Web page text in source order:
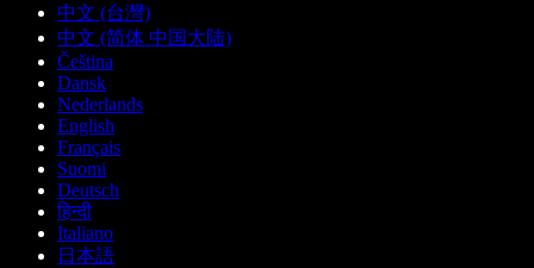
中文 (台灣)
中文 (简体 中国大陆)
Čeština
Dansk
Nederlands
English
Français
Suomi
Deutsch
हिन्दी
Italiano
日本語